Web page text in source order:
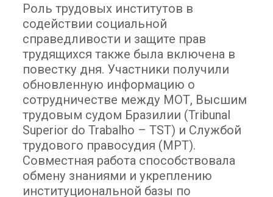
Роль трудовых институтов в
содействии социальной
справедливости и защите прав
трудящихся также была включена в
повестку дня. Участники получили
обновленную информацию о
сотрудничестве между МОТ, Высшим
трудовым судом Бразилии (Tribunal
Superior do Trabalho – TST) и Службой
трудового правосудия (MPT).
Совместная работа способствовала
обмену знаниями и укреплению
институциональной базы по